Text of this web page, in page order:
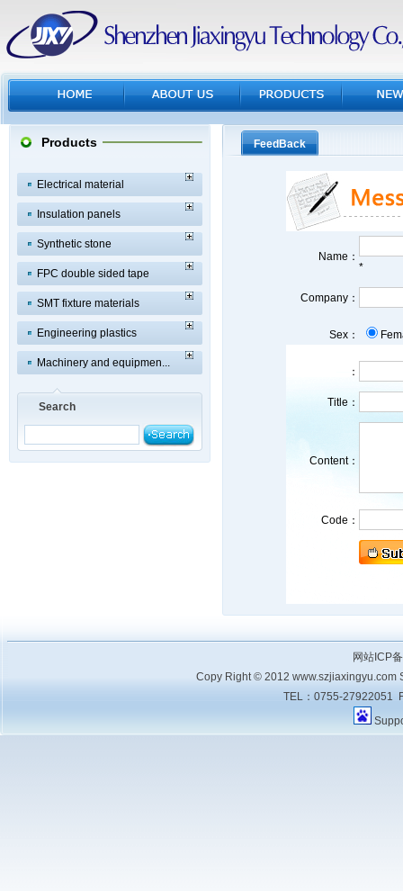
Products
Electrical material
Insulation panels
Synthetic stone
FPC double sided tape
SMT fixture materials
Engineering plastics
Machinery and equipmen...
Search
FeedBack
Name：
*
Company：
Sex：
：
Title：
Content：
Code：
网站ICP
Copy Right © 2012 www.szjiaxingyu.com
TEL：0755-27922051